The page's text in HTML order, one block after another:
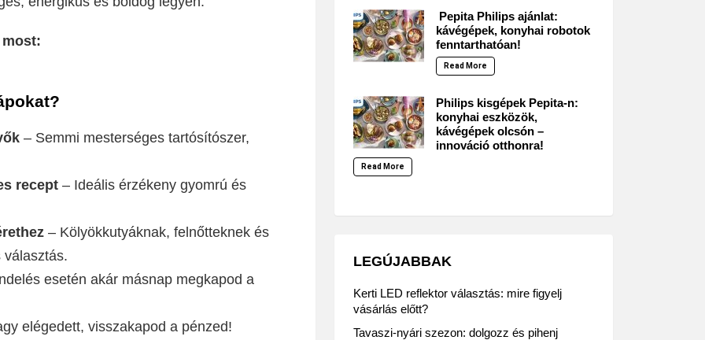
most:
– Semmi mesterséges tartósítószer,
recept– Ideális érzékeny gyomrú és
– Kölyökkutyáknak, felnőtteknek és
választás.
esetén akár másnap megkapod a
elégedett, visszakapod a pénzed!
Pepita Philips ajánlat:
kávégépek, konyhai robotok
fenntarthatóan!
Read More
Philips kisgépek Pepita-n:
konyhai eszközök,
kávégépek olcsón –
innováció otthonra!
Read More
LEGÚJABBAK
Kerti LED reflektor választás: mire figyelj
vásárlás előtt?
Tavaszi-nyári szezon: dolgozz és pihenj